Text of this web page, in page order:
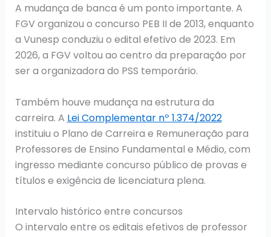
A mudança de banca é um ponto importante. A
FGV organizou o concurso PEB II de 2013, enquanto
a Vunesp conduziu o edital efetivo de 2023. Em
2026, a FGV voltou ao centro da preparação por
ser a organizadora do PSS temporário.
Também houve mudança na estrutura da
carreira. A Lei Complementar nº 1.374/2022
instituiu o Plano de Carreira e Remuneração para
Professores de Ensino Fundamental e Médio, com
ingresso mediante concurso público de provas e
títulos e exigência de licenciatura plena.
Intervalo histórico entre concursos
O intervalo entre os editais efetivos de professor